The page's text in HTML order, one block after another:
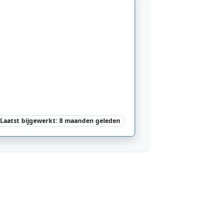
Laatst bijgewerkt: 8 maanden geleden